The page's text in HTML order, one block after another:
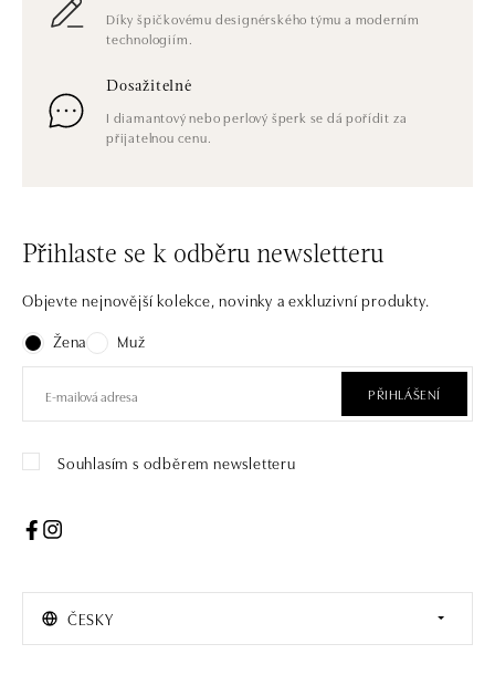
Díky špičkovému designérského týmu a moderním
technologiím.
Dosažitelné
I diamantový nebo perlový šperk se dá pořídit za
přijatelnou cenu.
Přihlaste se k odběru newsletteru
Objevte nejnovější kolekce, novinky a exkluzivní produkty.
Žena
Muž
PŘIHLÁŠENÍ
Souhlasím s odběrem newsletteru
ČESKY